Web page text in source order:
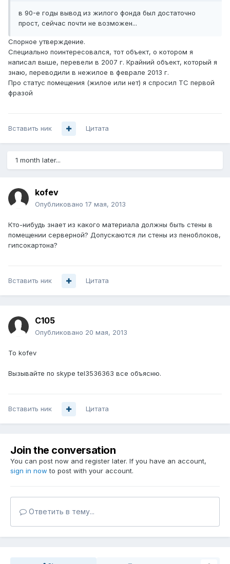
в 90-е годы вывод из жилого фонда был достаточно
прост, сейчас почти не возможен...
Спорное утверждение.
Специально поинтересовался, тот объект, о котором я
написал выше, перевели в 2007 г. Крайний объект, который я
знаю, переводили в нежилое в феврале 2013 г.
Про статус помещения (жилое или нет) я спросил ТС первой
фразой
Вставить ник Цитата
1 month later...
kofev
Опубликовано 17 мая, 2013
Кто-нибудь знает из какого материала должны быть стены в
помещении серверной? Допускаются ли стены из пеноблоков,
гипсокартона?
Вставить ник Цитата
C105
Опубликовано 20 мая, 2013
To kofev
Вызывайте по skype tel3536363 все объясню.
Вставить ник Цитата
Join the conversation
You can post now and register later. If you have an account,
sign in now to post with your account.
Ответить в тему...